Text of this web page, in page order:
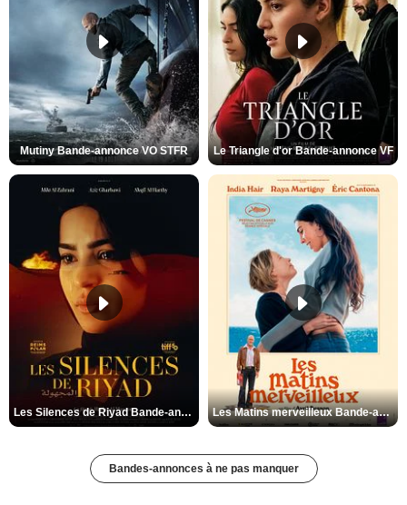
Mutiny Bande-annonce VO STFR Le Triangle d'or Bande-annonce VF
Les Silences de Riyad Bande-annonce VO STFR Les Matins merveilleux Bande-annonce VF
Bandes-annonces à ne pas manquer